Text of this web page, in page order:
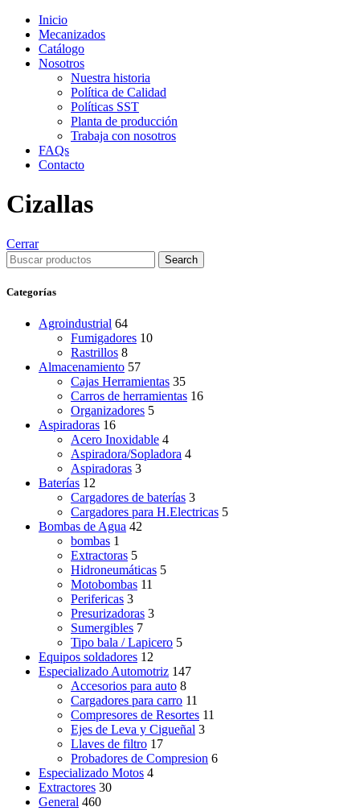
Inicio
Mecanizados
Catálogo
Nosotros
Nuestra historia
Política de Calidad
Políticas SST
Planta de producción
Trabaja con nosotros
FAQs
Contacto
Cizallas
Cerrar
Search
Categorías
Agroindustrial 64
Fumigadores 10
Rastrillos 8
Almacenamiento 57
Cajas Herramientas 35
Carros de herramientas 16
Organizadores 5
Aspiradoras 16
Acero Inoxidable 4
Aspiradora/Sopladora 4
Aspiradoras 3
Baterías 12
Cargadores de baterías 3
Cargadores para H.Electricas 5
Bombas de Agua 42
bombas 1
Extractoras 5
Hidroneumáticas 5
Motobombas 11
Perifericas 3
Presurizadoras 3
Sumergibles 7
Tipo bala / Lapicero 5
Equipos soldadores 12
Especializado Automotriz 147
Accesorios para auto 8
Cargadores para carro 11
Compresores de Resortes 11
Ejes de Leva y Cigueñal 3
Llaves de filtro 17
Probadores de Compresion 6
Especializado Motos 4
Extractores 30
General 460